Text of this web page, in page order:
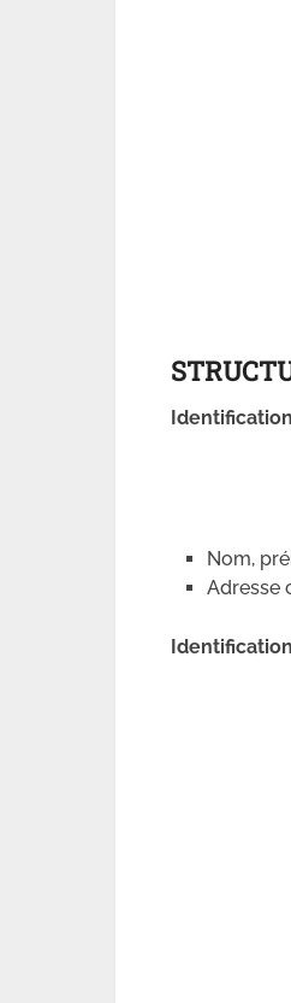
Nom,
Adresse